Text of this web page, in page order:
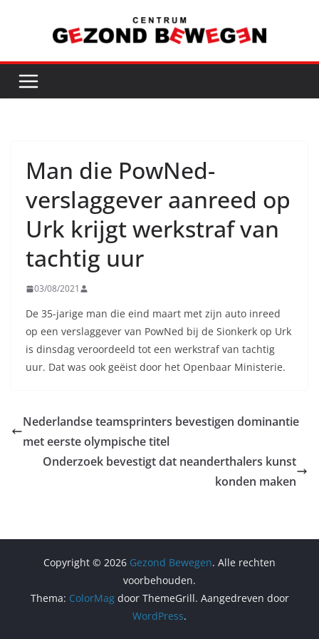
inhoud
Man die PowNed-
verslaggever aanreed op
Urk krijgt werkstraf van
tachtig uur
03/08/2021
De 35-jarige man die eind maart met zijn auto inreed
op een verslaggever van PowNed bij de Sionkerk op Urk
is dinsdag veroordeeld tot een werkstraf van tachtig
uur. Dat was ook geëist door het Openbaar Ministerie.
Nederlandse teamsprinters bevestigen dominantie
met eerste olympische titel
Onderzoek bevestigt dat neanderthalers kunst
konden maken
Copyright © 2026 Gezond Bewegen. Alle rechten
voorbehouden.
Thema: ColorMagdoor ThemeGrill. Aangedreven door
WordPress.